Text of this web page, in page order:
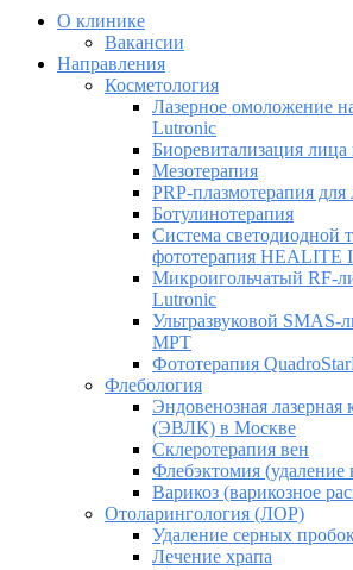
О клинике
Вакансии
Направления
Косметология
Лазерное омоложение
Lutronic
Биоревитализация лица
Мезотерапия
PRP-плазмотерапия для
Ботулинотерапия
Система светодиодной
фототерапия HEALITE
Микроигольчатый RF-
Lutronic
Ультразвуковой SMAS-
MPT
Фототерапия
Флебология
Эндовенозная лазерная
(ЭВЛК) в Москве
Склеротерапия вен
Флебэктомия (удаление
Варикоз (варикозное
Отоларингология (ЛОР)
Удаление серных
Лечение храпа